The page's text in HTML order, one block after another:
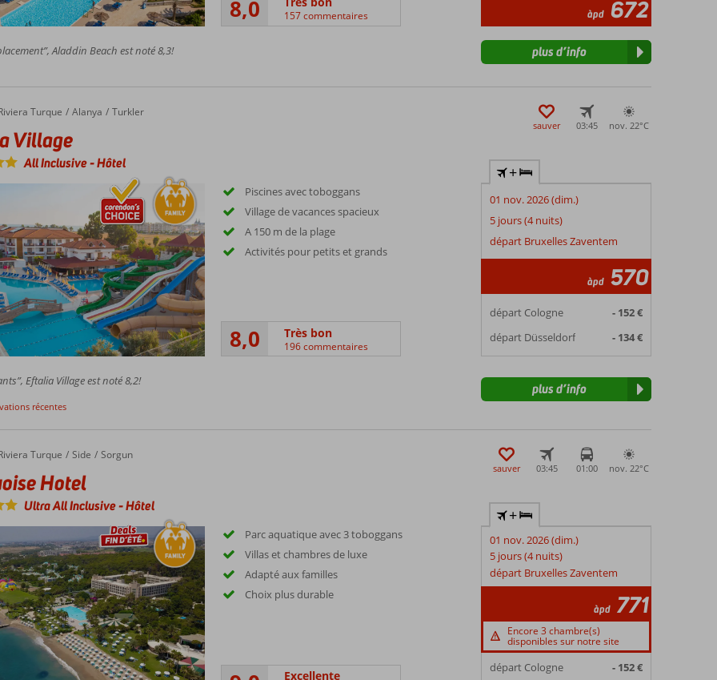
8,0 157 commentaires àpd 672
Aladdin Beach est noté 8,3! plus d’info
Turque Alanya Turkler
Village
All Inclusive-Hôtel
sauver 03:45 nov. 22°C
Piscines avec toboggans
Village de vacances spacieux
A 150 m de la plage
Activités pour petits et grands
8,0 Très bon
196 commentaires
+
01 nov. 2026 (dim.)
5 jours (4 nuits)
départ Bruxelles Zaventem
àpd 570
départ Cologne
- 152 €
départ Düsseldorf
- 134 €
Eftalia Village est noté 8,2!
récentes
plus d’info
Turque Side Sorgun
Hotel
Ultra All Inclusive-Hôtel
sauver 03:45 01:00 nov. 22°C
Parc aquatique avec 3 toboggans
Villas et chambres de luxe
Adapté aux familles
Choix plus durable
Excellente
+
01 nov. 2026 (dim.)
5 jours (4 nuits)
départ Bruxelles Zaventem
àpd 771
Encore 3 chambre(s)
disponibles sur notre site
départ Cologne
- 152 €